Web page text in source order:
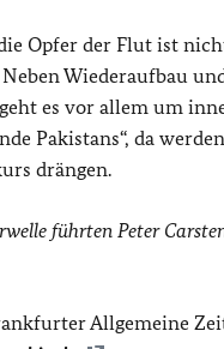
Opfer der Flut ist
Wiederaufbau
es vor allem um
Pakistans“, da
drängen.
führten Peter
Allgemeine